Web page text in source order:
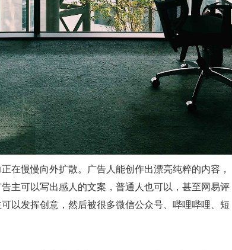
在慢慢向外扩散。广告人能创作出漂亮纯粹的内容，
主可以写出感人的文案，普通人也可以，甚至网易评
以发挥创意，然后被很多微信公众号、哔哩哔哩、短